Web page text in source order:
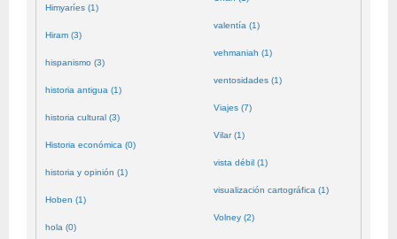
Himyaríes (1)
Hiram (3)
hispanismo (3)
historia antigua (1)
historia cultural (3)
Historia económica (0)
historia y opinión (1)
Hoben (1)
hola (0)
valentía (1)
vehmaniah (1)
ventosidades (1)
Viajes (7)
Vilar (1)
vista débil (1)
visualización cartográfica (1)
Volney (2)